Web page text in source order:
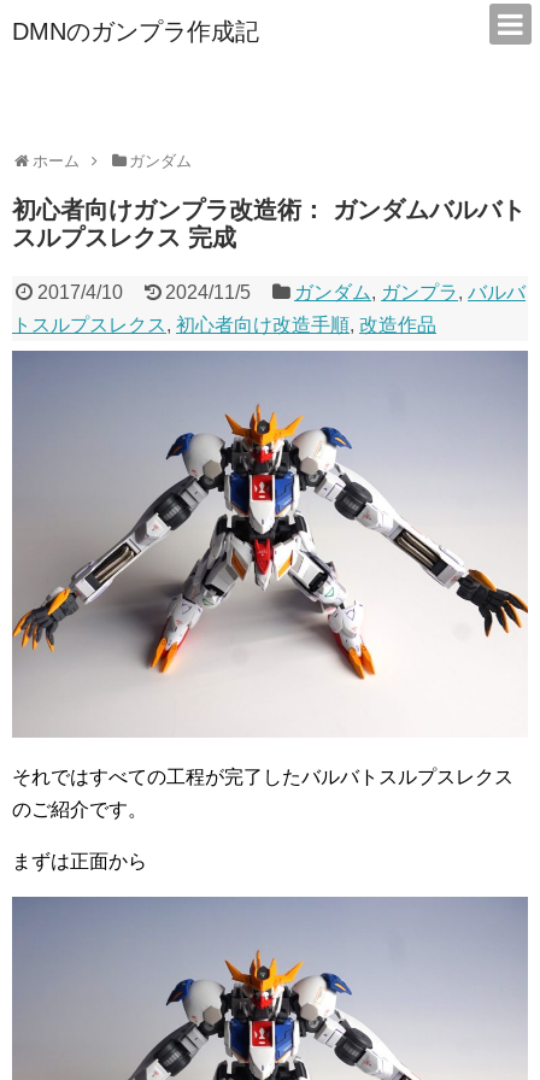
DMNのガンプラ作成記
ホーム ガンダム
初心者向けガンプラ改造術： ガンダムバルバト
スルプスレクス 完成
2017/4/10 2024/11/5 ガンダム, ガンプラ,バルバ
トスルプスレクス, 初心者向け改造手順, 改造作品
それではすべての工程が完了したバルバトスルプスレクス
のご紹介です。
まずは正面から